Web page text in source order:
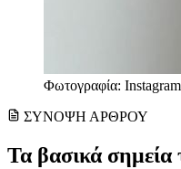
Φωτογραφία:
ΣΥΝΟΨΗ ΑΡΘΡΟΥ
Τα βασικά σημεία